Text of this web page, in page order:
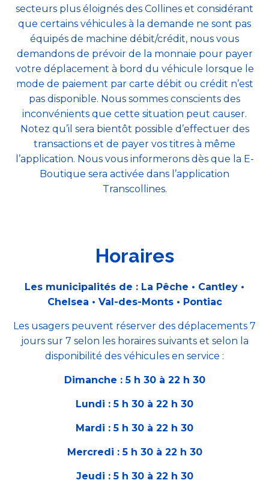
secteurs plus éloignés des Collines et considérant
que certains véhicules à la demande ne sont pas
équipés de machine débit/crédit, nous vous
demandons de prévoir de la monnaie pour payer
votre déplacement à bord du véhicule lorsque le
mode de paiement par carte débit ou crédit n’est
pas disponible. Nous sommes conscients des
inconvénients que cette situation peut causer.
Notez qu’il sera bientôt possible d’effectuer des
transactions et de payer vos titres à même
l’application. Nous vous informerons dès que la E-
Boutique sera activée dans l’application
Transcollines.
Horaires
Les municipalités de : La Pêche • Cantley •
Chelsea • Val-des-Monts • Pontiac
Les usagers peuvent réserver des déplacements 7
jours sur 7 selon les horaires suivants et selon la
disponibilité des véhicules en service :
Dimanche : 5 h 30 à 22 h 30
Lundi : 5 h 30 à 22 h 30
Mardi : 5 h 30 à 22 h 30
Mercredi : 5 h 30 à 22 h 30
Jeudi : 5 h 30 à 22 h 30